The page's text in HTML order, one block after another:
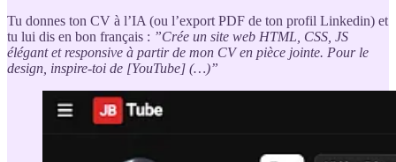
Tu donnes ton CV à l’IA (ou l’export PDF de ton profil Linkedin) et
tu lui dis en bon français : ”Crée un site web HTML, CSS, JS
élégant et responsive à partir de mon CV en pièce jointe. Pour le
design, inspire-toi de [YouTube] (…)”